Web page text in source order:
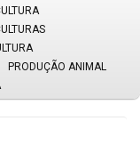
PRODUÇÃO ANIMAL